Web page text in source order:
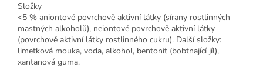
Složky
<5 % aniontové povrchově aktivní látky (sírany rostlinných
mastných alkoholů), neiontové povrchově aktivní látky
(povrchově aktivní látky rostlinného cukru). Další složky:
limetková mouka, voda, alkohol, bentonit (bobtnající jíl),
xantanová guma.